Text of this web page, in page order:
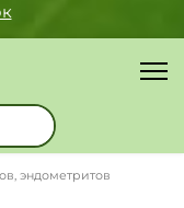
эндометритов